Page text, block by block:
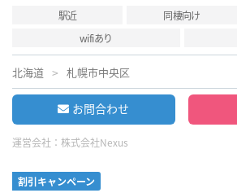
駅近 同棲向け
wifiあり
北海道 札幌市中央区
お問合わせ
運営会社： 株式会社Nexus
割引キャンペーン